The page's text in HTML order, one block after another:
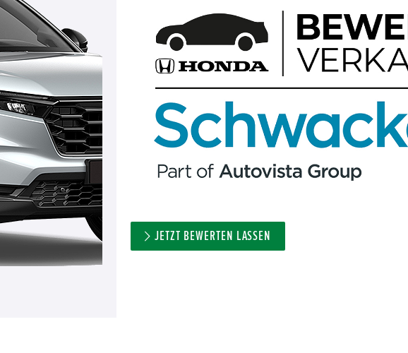
JETZT BEWERTEN LASSEN